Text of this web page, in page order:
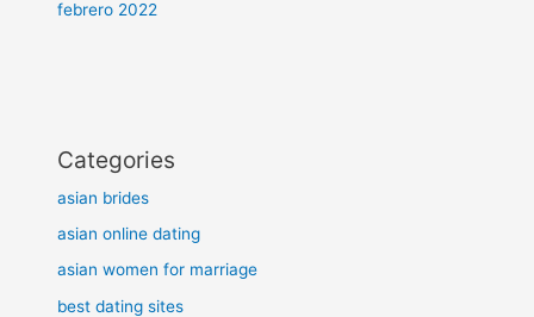
febrero 2022
Categories
asian brides
asian online dating
asian women for marriage
best dating sites